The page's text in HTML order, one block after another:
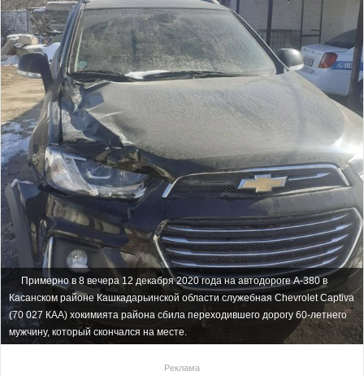
Примерно в 8 вечера 12 декабря 2020 года на автодороге А-380 в
Касанском районе Кашкадарьинской области служебная Chevrolet Captiva
(70 027 КАА) хокимията района сбила переходившего дорогу 60-летнего
мужчину, который скончался на месте.
Реклама